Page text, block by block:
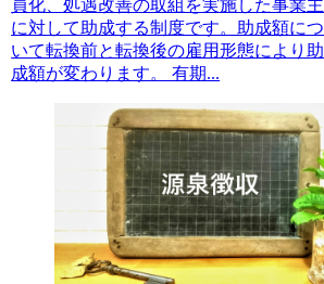
員化、処遇改善の取組を実施した事業主
に対して助成する制度です。助成額につ
いて転換前と転換後の雇用形態により助
成額が変わります。 有期...